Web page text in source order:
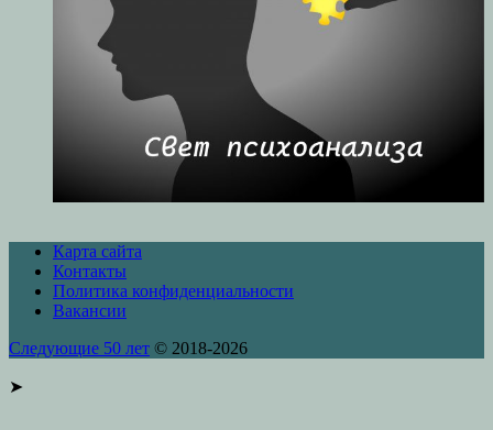
Карта сайта
Контакты
Политика конфиденциальности
Вакансии
Следующие 50 лет © 2018-2026
➤